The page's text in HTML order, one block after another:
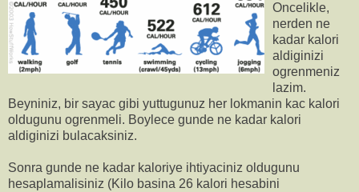
Oncelikle,
nerden ne
kadar kalori
aldiginizi
ogrenmeniz
lazim.
Beyniniz, bir sayac gibi yuttugunuz her lokmanin kac kalori
oldugunu ogrenmeli. Boylece gunde ne kadar kalori
aldiginizi bulacaksiniz.
Sonra gunde ne kadar kaloriye ihtiyaciniz oldugunu
hesaplamalisiniz (Kilo basina 26 kalori hesabini